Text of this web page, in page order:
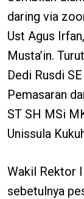
daring via
Ust Agus
Musta’in.
Dedi Rusdi
Pemasaran
ST SH MSi
Unissula
Wakil Rektor
sebetulnya